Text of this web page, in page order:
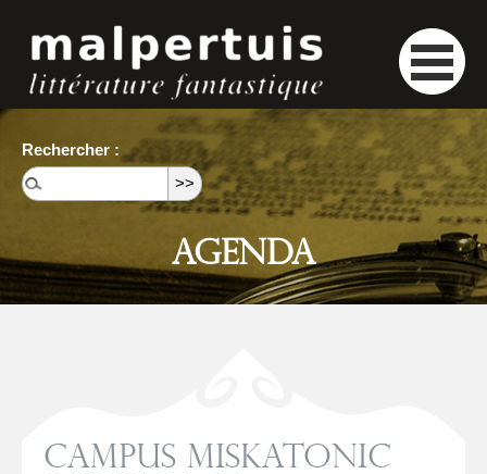
Agenda
Rechercher :
Campus Miskatonic